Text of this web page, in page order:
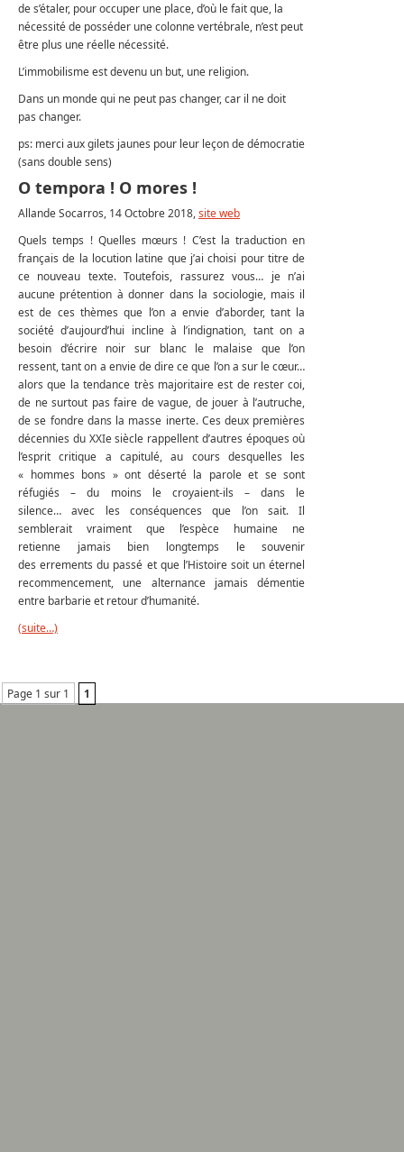
de s’étaler, pour occuper une place, d’où le fait que, la
nécessité de posséder une colonne vertébrale, n’est peut
être plus une réelle nécessité.
L’immobilisme est devenu un but, une religion.
Dans un monde qui ne peut pas changer, car il ne doit
pas changer.
ps: merci aux gilets jaunes pour leur leçon de démocratie
(sans double sens)
O tempora ! O mores !
Allande Socarros, 14 Octobre 2018,site web
Quels temps ! Quelles mœurs ! C’est la traduction en
français de la locution latine que j’ai choisi pour titre de
ce nouveau texte. Toutefois, rassurez vous… je n’ai
aucune prétention à donner dans la sociologie, mais il
est de ces thèmes que l’on a envie d’aborder, tant la
société d’aujourd’hui incline à l’indignation, tant on a
besoin d’écrire noir sur blanc le malaise que l’on
ressent, tant on a envie de dire ce que l’on a sur le cœur…
alors que la tendance très majoritaire est de rester coi,
de ne surtout pas faire de vague, de jouer à l’autruche,
de se fondre dans la masse inerte. Ces deux premières
décennies du XXIe siècle rappellent d’autres époques où
l’esprit critique a capitulé, au cours desquelles les
« hommes bons » ont déserté la parole et se sont
réfugiés – du moins le croyaient-ils – dans le
silence… avec les conséquences que l’on sait. Il
semblerait vraiment que l’espèce humaine ne
retienne jamais bien longtemps le souvenir
des errements du passé et que l’Histoire soit un éternel
recommencement, une alternance jamais démentie
entre barbarie et retour d’humanité.
(suite…)
Page 1 sur 1 1